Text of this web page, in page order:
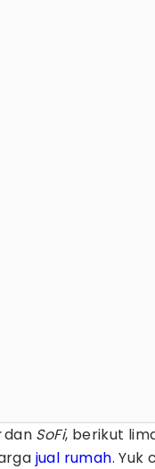
dan SoFi, berikut
jual rumah. Yuk